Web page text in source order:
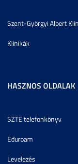
Szent-Györgyi Albert
Klinikák
HASZNOS OLDALAK
SZTE telefonkönyv
Eduroam
Levelezés